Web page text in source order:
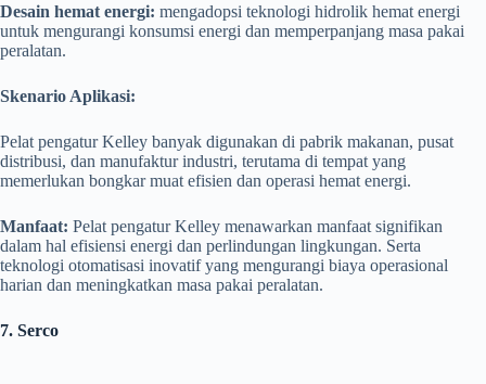
Desain hemat energi: mengadopsi teknologi hidrolik hemat energi
untuk mengurangi konsumsi energi dan memperpanjang masa pakai
peralatan.
Skenario Aplikasi:
Pelat pengatur Kelley banyak digunakan di pabrik makanan, pusat
distribusi, dan manufaktur industri, terutama di tempat yang
memerlukan bongkar muat efisien dan operasi hemat energi.
Manfaat: Pelat pengatur Kelley menawarkan manfaat signifikan
dalam hal efisiensi energi dan perlindungan lingkungan. Serta
teknologi otomatisasi inovatif yang mengurangi biaya operasional
harian dan meningkatkan masa pakai peralatan.
7. Serco